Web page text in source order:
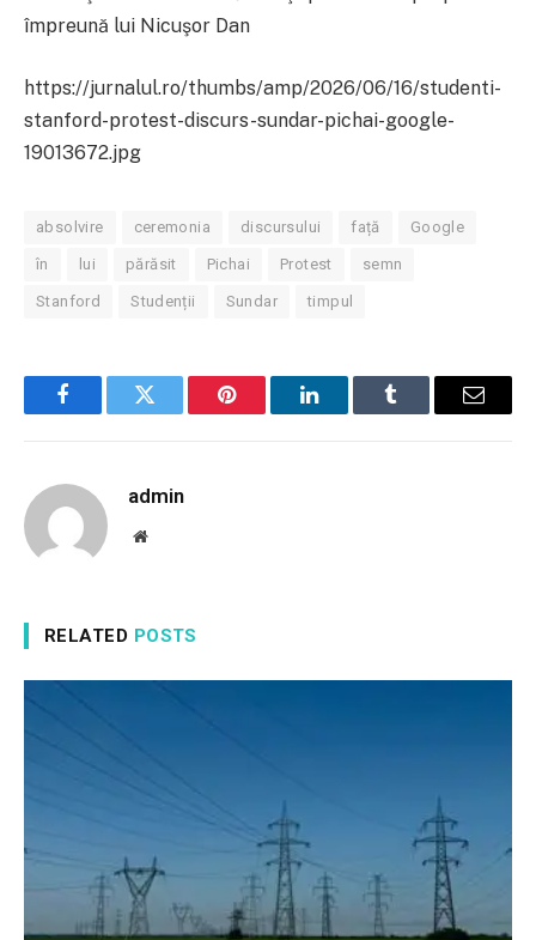
împreună lui Nicuşor Dan
https://jurnalul.ro/thumbs/amp/2026/06/16/studenti-
stanford-protest-discurs-sundar-pichai-google-
19013672.jpg
absolvire ceremonia discursului față Google
în lui părăsit Pichai Protest semn
Stanford Studenții Sundar timpul
FacebookTwitter Pinterest LinkedInTumblr Email
admin
Website
RELATED POSTS